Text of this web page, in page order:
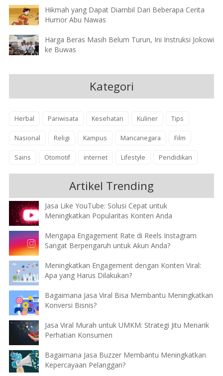
Hikmah yang Dapat Diambil Dari Beberapa Cerita
Humor Abu Nawas
Harga Beras Masih Belum Turun, Ini Instruksi Jokowi
ke Buwas
Kategori
Herbal Pariwisata Kesehatan Kuliner Tips
Nasional Religi Kampus Mancanegara Film
Sains Otomotif internet Lifestyle Pendidikan
Artikel Trending
Jasa Like YouTube: Solusi Cepat untuk
Meningkatkan Popularitas Konten Anda
Mengapa Engagement Rate di Reels Instagram
Sangat Berpengaruh untuk Akun Anda?
Meningkatkan Engagement dengan Konten Viral:
Apa yang Harus Dilakukan?
Bagaimana Jasa Viral Bisa Membantu Meningkatkan
Konversi Bisnis?
Jasa Viral Murah untuk UMKM: Strategi Jitu Menarik
Perhatian Konsumen
Bagaimana Jasa Buzzer Membantu Meningkatkan
Kepercayaan Pelanggan?